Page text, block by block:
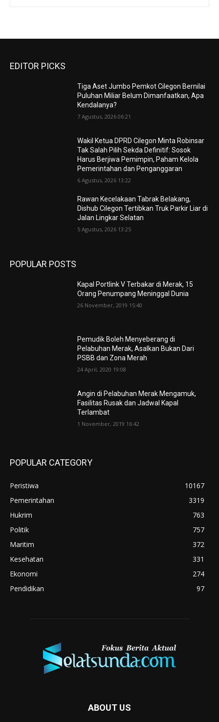
EDITOR PICKS
Tiga Aset Jumbo Pemkot Cilegon Bernilai
Puluhan Miliar Belum Dimanfaatkan, Apa
Kendalanya?
7 Agustus, 2026 06:21
Wakil Ketua DPRD Cilegon Minta Robinsar
Tak Salah Pilih Sekda Definitif: Sosok
Harus Berjiwa Pemimpin, Paham Kelola
Pemerintahan dan Penganggaran
6 Agustus, 2026 13:22
Rawan Kecelakaan Tabrak Belakang,
Dishub Cilegon Tertibkan Truk Parkir Liar di
Jalan Lingkar Selatan
5 Agustus, 2026 13:25
POPULAR POSTS
Kapal Portlink V Terbakar di Merak, 15
Orang Penumpang Meninggal Dunia
26 November, 2019 15:40
Pemudik Boleh Menyeberang di
Pelabuhan Merak, Asalkan Bukan Dari
PSBB dan Zona Merah
24 April, 2020 19:08
Angin di Pelabuhan Merak Mengamuk,
Fasilitas Rusak dan Jadwal Kapal
Terlambat
1 November, 2019 16:42
POPULAR CATEGORY
Peristiwa
10167
Pemerintahan
3319
Hukrim
763
Politik
757
Maritim
372
Kesehatan
331
Ekonomi
274
Pendidikan
97
ABOUT US